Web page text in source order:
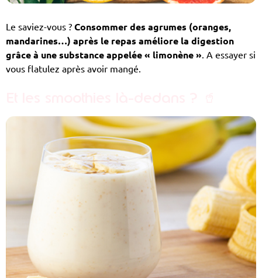
Le saviez-vous ? Consommer des agrumes (oranges,
mandarines…) après le repas améliore la digestion
grâce à une substance appelée « limonène ». A essayer si
vous flatulez après avoir mangé.